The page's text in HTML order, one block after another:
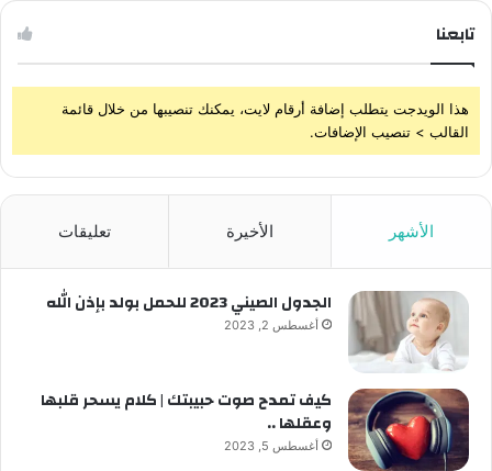
تابعنا
هذا الويدجت يتطلب إضافة أرقام لايت، يمكنك تنصيبها من خلال قائمة
القالب > تنصيب الإضافات.
الأشهر الأخيرة تعليقات
الجدول الصيني 2023 للحمل بولد بإذن الله
أغسطس 2, 2023
كيف تمدح صوت حبيبتك | كلام يسحر قلبها
وعقلها ..
أغسطس 5, 2023